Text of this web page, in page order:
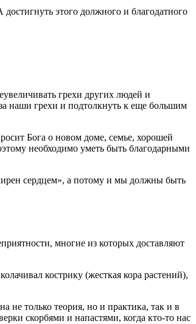
этого должного и благодатного
грехи других людей и
наши грехи и подтолкнуть к еще большим
Бога о новом доме, семье, хорошей
необходимо уметь быть благодарными
сердцем», а потому и мы должны быть
многие из которых доставляют
кострику (жесткая кора растений),
не только теория, но и практика, так и в
скорбями и напастями, когда кто-то нас